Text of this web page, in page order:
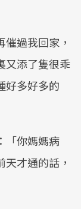
過我回家，
又添了隻很乖
好多好多的
「你媽媽病
才通的話，